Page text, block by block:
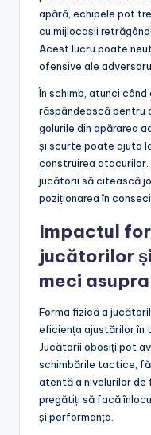
apără, echipele pot
cu mijlocașii
Acest lucru poate
ofensive ale
În schimb, atunci
răspândească pentru
golurile din apărarea
și scurte poate ajuta
construirea atacurilor.
jucătorii să citească
poziționarea în
Impactul
jucătorilor
meci
Forma fizică a
eficiența ajustărilor în
Jucătorii obosiți pot
schimbările tactice,
atentă a nivelurilor de
pregătiți să facă
și performanța.